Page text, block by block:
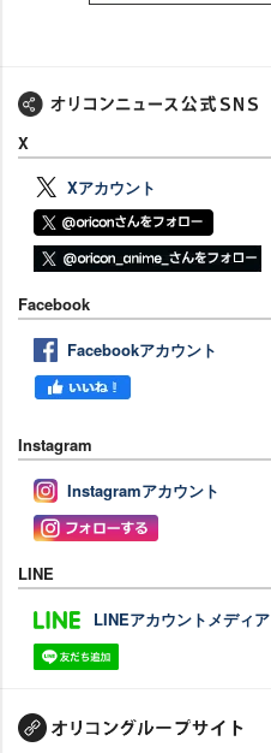
X
Xアカウント
Facebook
Facebookアカウント
Instagram
Instagramアカウント
LINE
LINEアカウントメディア